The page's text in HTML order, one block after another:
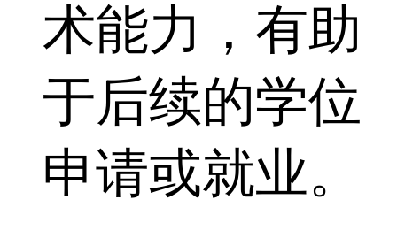
术能力，有助
于后续的学位
申请或就业。